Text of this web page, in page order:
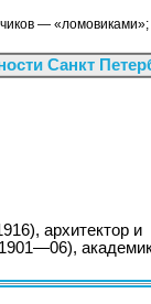
—
Санкт
архитектор и